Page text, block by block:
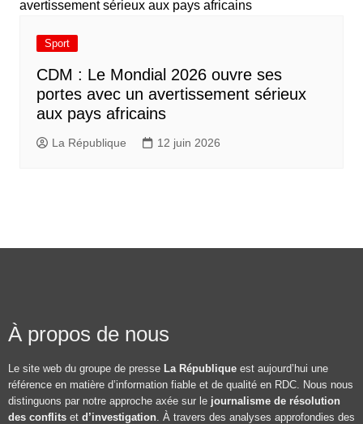
Sport
CDM : Le Mondial 2026 ouvre ses
portes avec un avertissement sérieux
aux pays africains
La République 12 juin 2026
À propos de nous
Le site web du groupe de presse La République est aujourd’hui une
référence en matière d’information fiable et de qualité en RDC. Nous nous
distinguons par notre approche axée sur le journalisme de résolution
des conflits et d’investigation. À travers des analyses approfondies des